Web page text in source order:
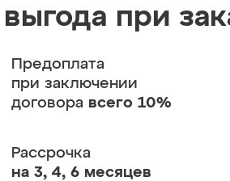
при
Предоплата
при заключении
договора всего 10%
Рассрочка
на 3, 4, 6 месяцев